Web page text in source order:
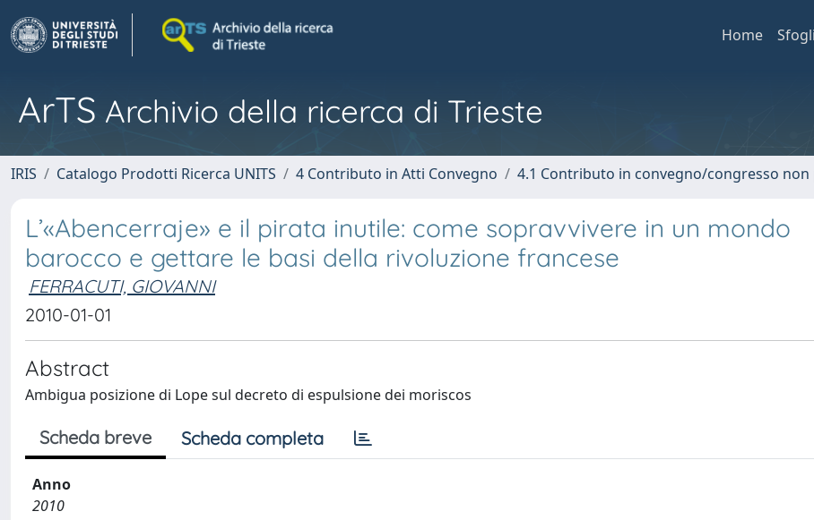
Home
ArTS Archivio della ricerca di Trieste
IRIS Catalogo Prodotti Ricerca UNITS 4 Contributo in Atti Convegno 4.1 Contributo in convegno/congresso
L’«Abencerraje» e il pirata inutile: come sopravvivere in un mondo
barocco e gettare le basi della rivoluzione francese
FERRACUTI, GIOVANNI
2010-01-01
Abstract
Ambigua posizione di Lope sul decreto di espulsione dei moriscos
Scheda breve Scheda completa
Anno
2010